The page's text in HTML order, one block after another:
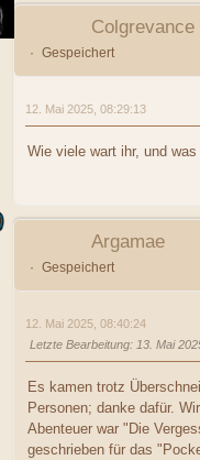
Colgrevance
Gespeichert
12. Mai 2025, 08:29:13
Wie viele wart ihr, und
Argamae
Gespeichert
12. Mai 2025, 08:40:24
Letzte Bearbeitung: 13. Mai
Es kamen trotz
Personen; danke dafür.
Abenteuer war "Die
geschrieben für das